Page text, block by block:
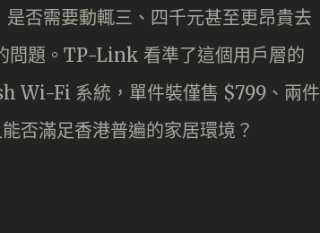
否需要動輒三、四千元甚至更昂貴去
問題。TP-Link 看準了這個用戶層的
Wi-Fi 系統，單件裝僅售 $799、兩件
否滿足香港普遍的家居環境？